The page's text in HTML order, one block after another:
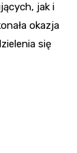
jak i
okazja
się